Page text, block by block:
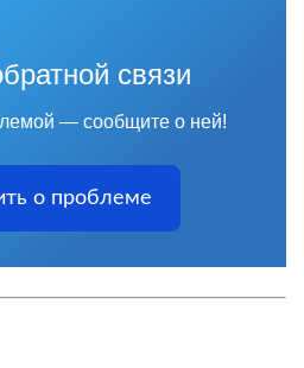
связи
— сообщите о ней!
о проблеме